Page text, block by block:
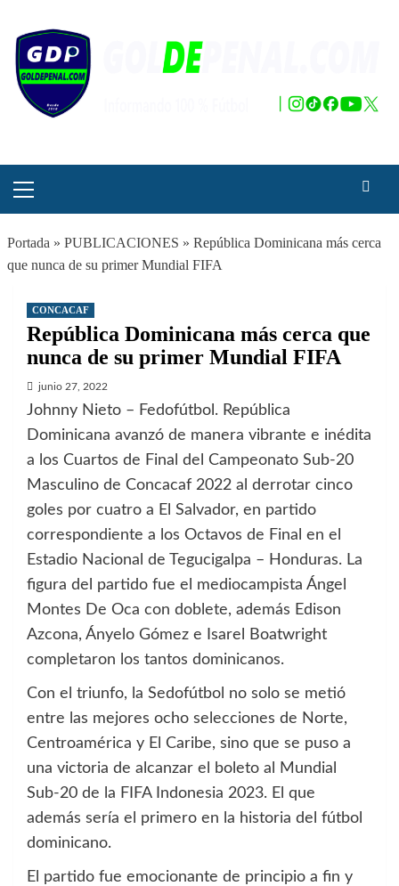
contenido
principal
Portada » PUBLICACIONES » República Dominicana más cerca
que nunca de su primer Mundial FIFA
CONCACAF
República Dominicana más cerca que
nunca de su primer Mundial FIFA
junio 27, 2022
Johnny Nieto – Fedofútbol. República
Dominicana avanzó de manera vibrante e inédita
a los Cuartos de Final del Campeonato Sub-20
Masculino de Concacaf 2022 al derrotar cinco
goles por cuatro a El Salvador, en partido
correspondiente a los Octavos de Final en el
Estadio Nacional de Tegucigalpa – Honduras. La
figura del partido fue el mediocampista Ángel
Montes De Oca con doblete, además Edison
Azcona, Ányelo Gómez e Isarel Boatwright
completaron los tantos dominicanos.
Con el triunfo, la Sedofútbol no solo se metió
entre las mejores ocho selecciones de Norte,
Centroamérica y El Caribe, sino que se puso a
una victoria de alcanzar el boleto al Mundial
Sub-20 de la FIFA Indonesia 2023. El que
además sería el primero en la historia del fútbol
dominicano.
El partido fue emocionante de principio a fin y